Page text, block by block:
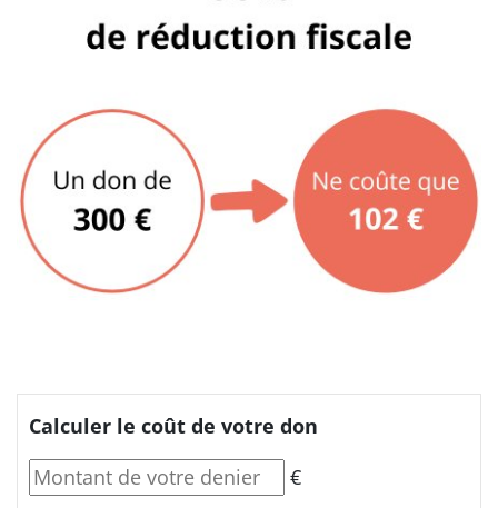
Calculer le coût de votre don
€